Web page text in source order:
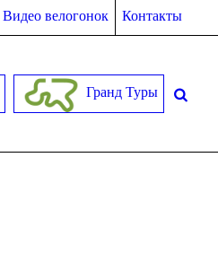
Видео велогонок Контакты
Гранд Туры